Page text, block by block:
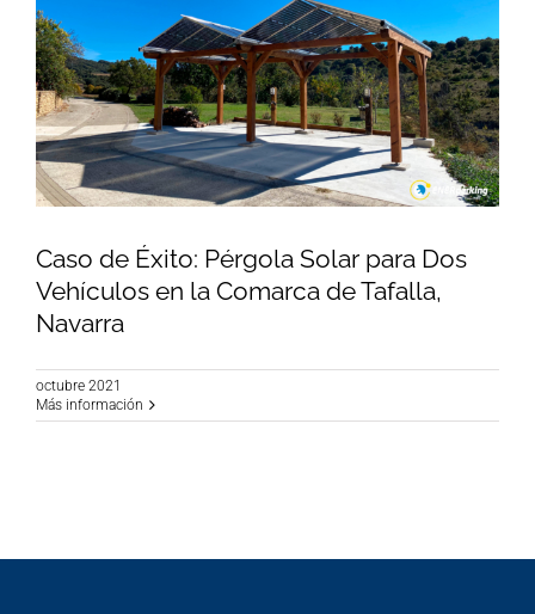
Caso de Éxito: Pérgola Solar para Dos
Vehículos en la Comarca de Tafalla,
Navarra
octubre 2021
Más información